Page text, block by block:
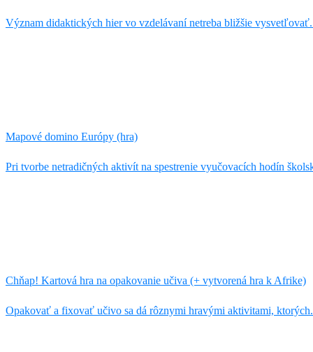
Význam didaktických hier vo vzdelávaní netreba bližšie
Mapové domino Európy (hra)
Pri tvorbe netradičných aktivít na spestrenie vyučovacích hodín
Chňap! Kartová hra na opakovanie učiva (+ vytvorená hra k Afrike)
Opakovať a fixovať učivo sa dá rôznymi hravými aktivitami,